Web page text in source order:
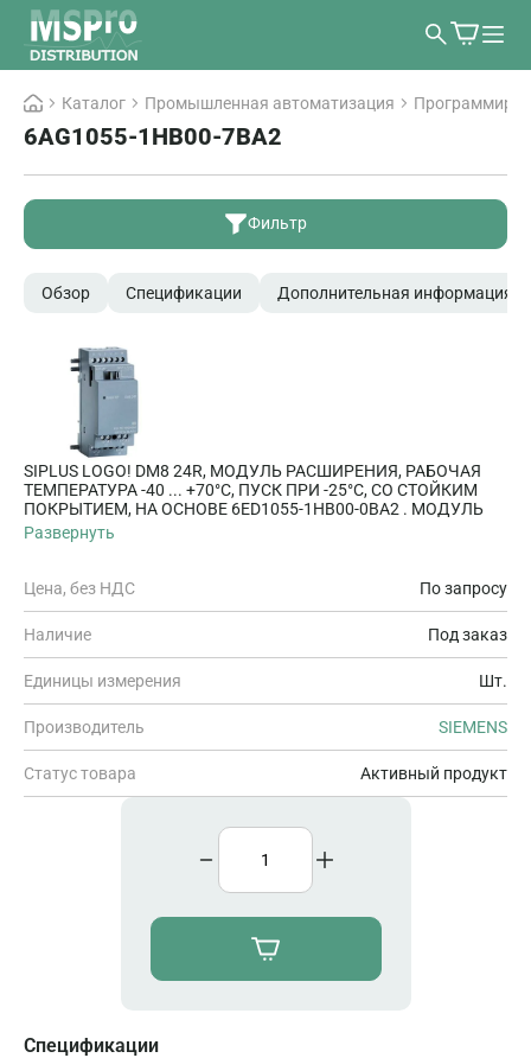
Каталог Промышленная автоматизация
6AG1055-1HB00-7BA2
Фильтр
Обзор Спецификации Дополнительная информация
SIPLUS LOGO! DM8 24R, МОДУЛЬ РАСШИРЕНИЯ, РАБОЧАЯ
ТЕМПЕРАТУРА -40 ... +70°C, ПУСК ПРИ -25°C, СО СТОЙКИМ
ПОКРЫТИЕМ, НА ОСНОВЕ 6ED1055-1HB00-0BA2 . МОДУЛЬ
РАСШИРЕНИЯ, НАПРЯЖЕНИЕ ПИТАНИЯ/ВХОДОВ/ВЫХОДОВ:
24 В/24 В/РЕЛЕ, ШИРИНА 2TE, 4 DI/4 DO, ~/=/NPN ВХОД, ДЛЯ
Развернуть
Цена, без НДС По запросу
Наличие Под заказ
Единицы измерения Шт.
Производитель SIEMENS
Статус товара Активный продукт
Спецификации